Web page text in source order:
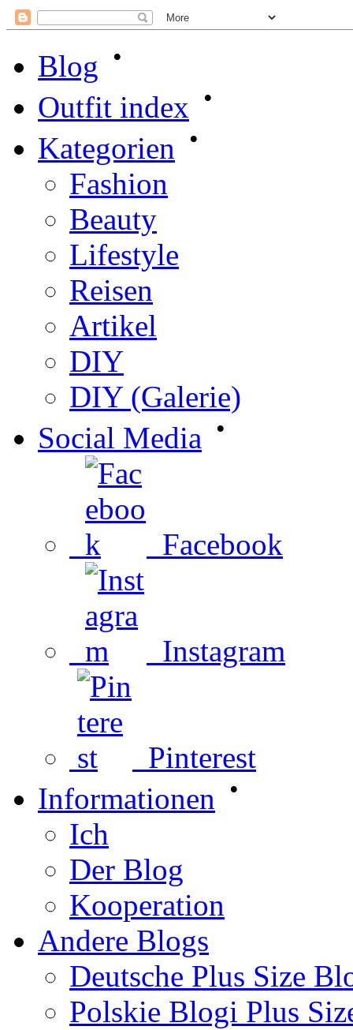
Blog •
Outfit index •
Kategorien •
Fashion
Beauty
Lifestyle
Reisen
Artikel
DIY
DIY (Galerie)
Social Media •
Facebook
Instagram
Pinterest
Informationen •
Ich
Der Blog
Kooperation
Andere Blogs
Deutsche Plus Size
Polskie Blogi Plus